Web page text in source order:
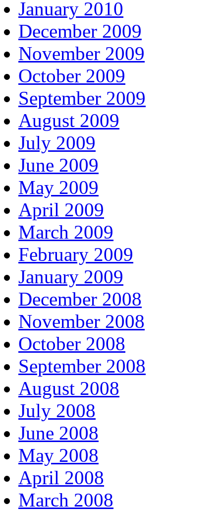
January 2010
December 2009
November 2009
October 2009
September 2009
August 2009
July 2009
June 2009
May 2009
April 2009
March 2009
February 2009
January 2009
December 2008
November 2008
October 2008
September 2008
August 2008
July 2008
June 2008
May 2008
April 2008
March 2008